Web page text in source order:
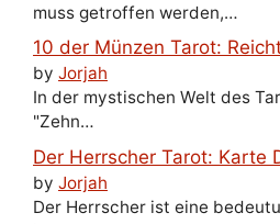
muss getroffen werden,…
10 der Münzen Tarot:
by Jorjah
In der mystischen Welt des
"Zehn…
Der Herrscher Tarot: Karte
by Jorjah
Der Herrscher ist eine